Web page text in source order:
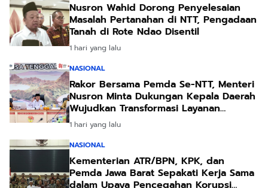
Nusron Wahid Dorong Penyelesaian
Masalah Pertanahan di NTT, Pengadaan
Tanah di Rote Ndao Disentil
1 hari yang lalu
NASIONAL
Rakor Bersama Pemda Se-NTT, Menteri
Nusron Minta Dukungan Kepala Daerah
Wujudkan Transformasi Layanan
Pertanahan
1 hari yang lalu
NASIONAL
Kementerian ATR/BPN, KPK, dan
Pemda Jawa Barat Sepakati Kerja Sama
dalam Upaya Pencegahan Korupsi